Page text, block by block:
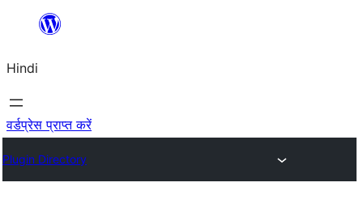
सामग्री
जाएं
Hindi
वर्डप्रेस प्राप्त करें
Plugin Directory